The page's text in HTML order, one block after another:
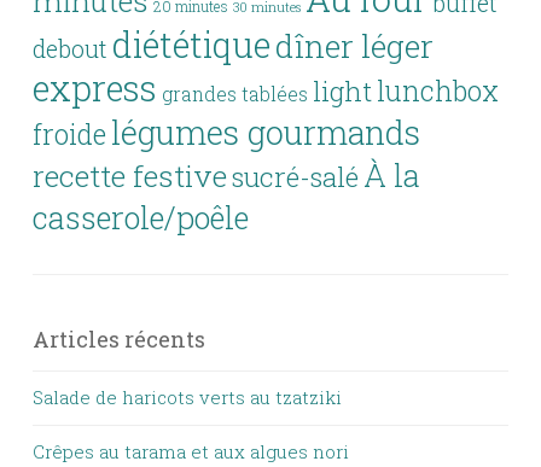
20 minutes 30 minutes
debout diététiquedîner léger
express grandes tablées lightlunchbox
froide légumes gourmands
recette festivesucré-salé À la
casserole/poêle
Articles récents
Salade de haricots verts au tzatziki
Crêpes au tarama et aux algues nori